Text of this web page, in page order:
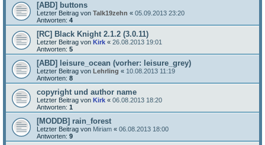
[ABD] buttons
Letzter Beitrag von Talk19zehn « 05.09.2013 23:20
Antworten: 4
[RC] Black Knight 2.1.2 (3.0.11)
Letzter Beitrag von Kirk « 26.08.2013 19:01
Antworten: 5
[ABD] leisure_ocean (vorher: leisure_grey)
Letzter Beitrag von Lehrling « 10.08.2013 11:19
Antworten: 8
copyright und author name
Letzter Beitrag von Kirk « 06.08.2013 18:20
Antworten: 1
[MODDB] rain_forest
Letzter Beitrag von Miriam « 06.08.2013 18:00
Antworten: 9